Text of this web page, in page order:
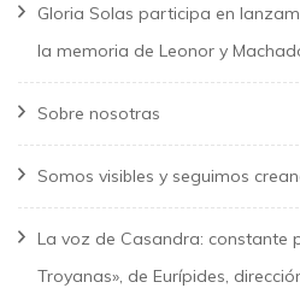
Gloria Solas participa en
la memoria de Leonor y
Sobre nosotras
Somos visibles y seguimos
La voz de Casandra: constante
Troyanas», de Eurípides,